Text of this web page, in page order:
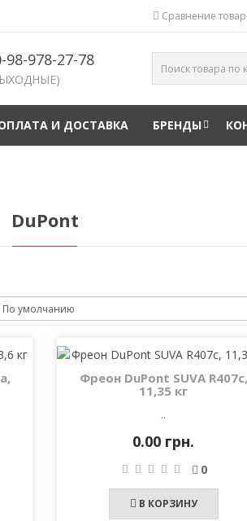
Сравнение
98-978-27-78
И ДОСТАВКА БРЕНДЫ
DuPont
Фреон DuPont SUVA R407c,
11,35 кг
..
0.00 грн.
0
В КОРЗИНУ